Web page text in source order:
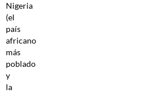
Nigeria
(el
país
africano
más
poblado
y
la